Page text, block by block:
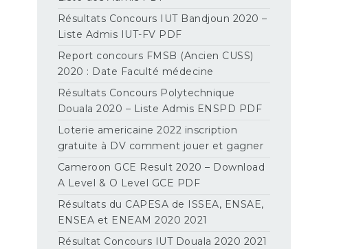
Résultats Concours IUT Bandjoun 2020 –
Liste Admis IUT-FV PDF
Report concours FMSB (Ancien CUSS)
2020 : Date Faculté médecine
Résultats Concours Polytechnique
Douala 2020 – Liste Admis ENSPD PDF
Loterie americaine 2022 inscription
gratuite à DV comment jouer et gagner
Cameroon GCE Result 2020 – Download
A Level & O Level GCE PDF
Résultats du CAPESA de ISSEA, ENSAE,
ENSEA et ENEAM 2020 2021
Résultat Concours IUT Douala 2020 2021